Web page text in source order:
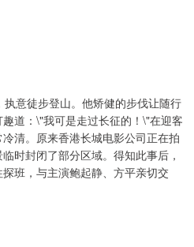
意徒步登山。他矫健的步伐让随行
道：\"我可是走过长征的！\"在迎客
清。原来香港长城电影公司正在拍
时封闭了部分区域。得知此事后，
班，与主演鲍起静、方平亲切交